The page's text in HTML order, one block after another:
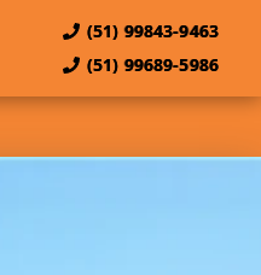
(51) 99843-9463
(51) 99689-5986